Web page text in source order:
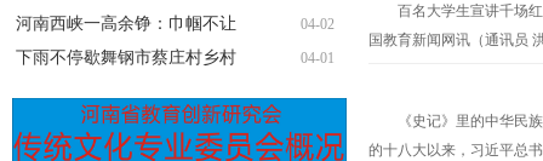
04-02
河南西峡一高余铮：巾帼不让
04-01
下雨不停歇舞钢市蔡庄村乡村
百名大学生宣讲千场红
国教育新闻网讯（通讯员
《史记》里的中华民族
的十八大以来，习近平总